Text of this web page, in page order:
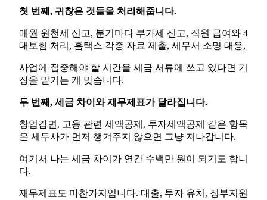
첫 번째, 귀찮은 것들을 처리해줍니다.
매월 원천세 신고, 분기마다 부가세 신고, 직원 급여와 4
대보험 처리, 홈택스 각종 자료 제출, 세무서 소명 대응,
사업에 집중해야 할 시간을 세금 서류에 쓰고 있다면 기
장을 맡기는 게 맞습니다.
두 번째, 세금 차이와 재무제표가 달라집니다.
창업감면, 고용 관련 세액공제, 투자세액공제 같은 항목
은 세무사가 먼저 챙겨주지 않으면 그냥 지나갑니다.
여기서 나는 세금 차이가 연간 수백만 원이 되기도 합니
다.
재무제표도 마찬가지입니다. 대출, 투자 유치, 정부지원